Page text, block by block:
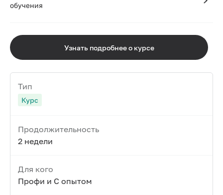
обучения
Узнать подробнее о курсе
Тип
Курс
Продолжительность
2 недели
Для кого
Профи и С опытом